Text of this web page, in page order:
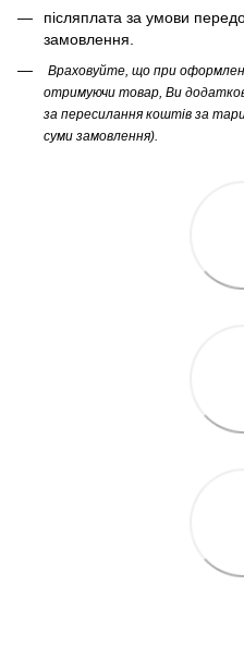
післяплата за умови
замовлення.
Враховуйте, що при
отримуючи товар, Ви
за пересилання коштів за
суми замовлення).